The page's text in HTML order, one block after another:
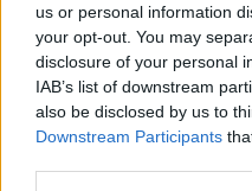
us or personal information
your opt-out. You may
disclosure of your personal
IAB’s list of downstream
also be disclosed by us to
Downstream Participants
Social Distortion.
Ηλίθιοι πάντα υπήρχαν
τα κλειδιά και ζούμε